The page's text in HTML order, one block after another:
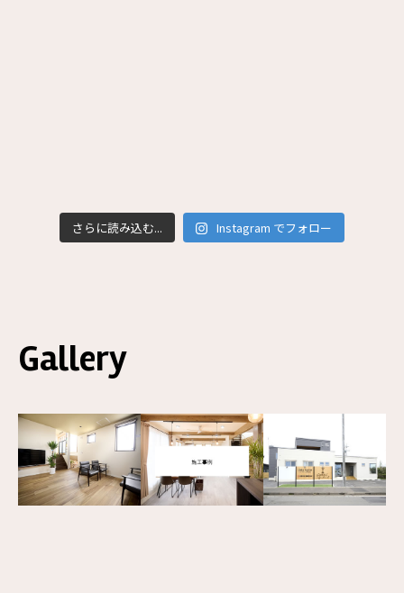
さらに読み込む... Instagram でフォロー
Gallery